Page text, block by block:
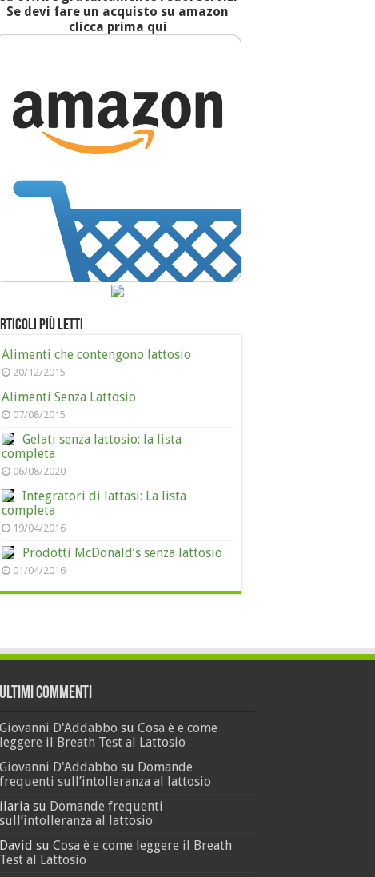
Se devi fare un acquisto su amazon
clicca prima qui
più letti
Alimenti che contengono lattosio
20/12/2015
Alimenti Senza Lattosio
07/08/2015
Gelati senza lattosio: la lista
completa
06/08/2020
Integratori di lattasi: La lista
completa
19/04/2016
Prodotti McDonald’s senza lattosio
01/04/2016
Ultimi Commenti
Giovanni D'Addabbo su Cosa è e come
leggere il Breath Test al Lattosio
Giovanni D'Addabbo su Domande
frequenti sull’intolleranza al lattosio
ilaria su Domande frequenti
sull’intolleranza al lattosio
David su Cosa è e come leggere il Breath
Test al Lattosio